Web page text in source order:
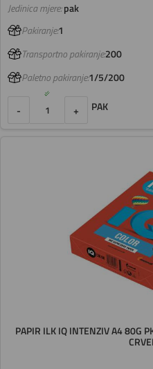
Jedinica mjere:pak
Pakiranje:1
Transportno pakiranje:200
Paletno pakiranje:1/5/200
- + PAK
PAPIR ILK IQ INTENZIV A4 80G